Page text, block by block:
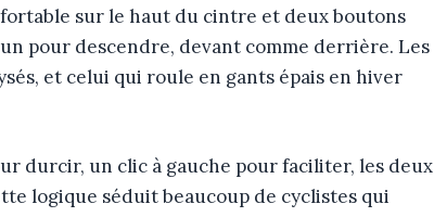
sur le haut du cintre et deux boutons
pour descendre, devant comme derrière. Les
et celui qui roule en gants épais en hiver
durcir, un clic à gauche pour faciliter, les deux
logique séduit beaucoup de cyclistes qui